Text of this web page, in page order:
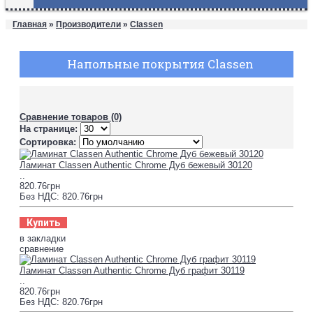
Главная » Производители » Classen
Напольные покрытия Classen
Сравнение товаров (0)
На странице:
Сортировка:
Ламинат Classen Authentic Chrome Дуб бежевый 30120
820.76грн
Без НДС: 820.76грн
Купить
в закладки
сравнение
Ламинат Classen Authentic Chrome Дуб графит 30119
820.76грн
Без НДС: 820.76грн